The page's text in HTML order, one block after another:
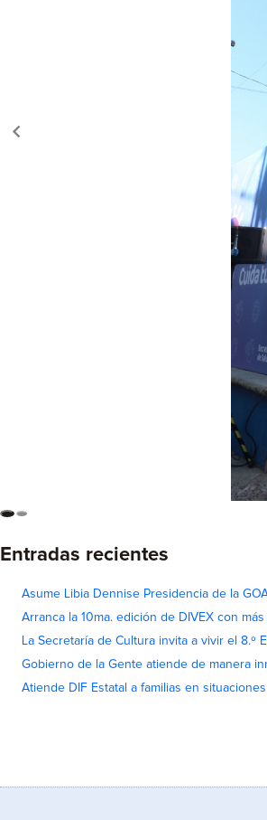
Entradas recientes
Asume Libia Dennise Presidencia de la
Arranca la 10ma. edición de DIVEX con
La Secretaría de Cultura invita a vivir el 8.º
Gobierno de la Gente atiende de manera
Atiende DIF Estatal a familias en